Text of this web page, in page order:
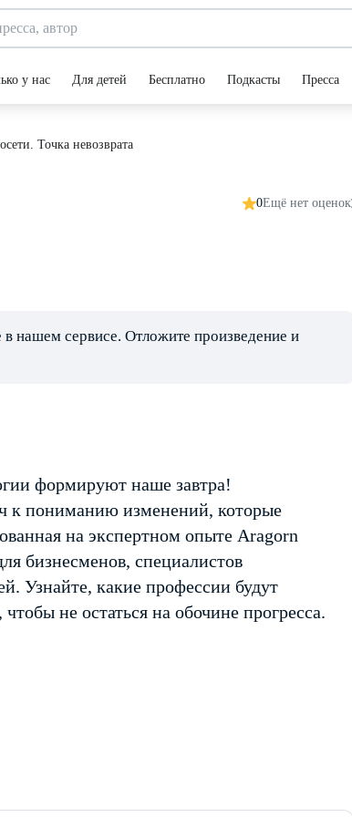
у нас Для детей Бесплатно Подкасты Пресса
Точка невозврата
0Ещё нет оценок
нашем сервисе. Отложите произведение и
формируют наше завтра!
к пониманию изменений, которые
на экспертном опыте Aragorn
бизнесменов, специалистов
Узнайте, какие профессии будут
не остаться на обочине прогресса.